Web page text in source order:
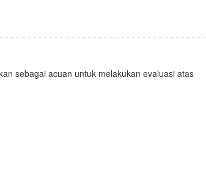
sebagai acuan untuk melakukan evaluasi atas